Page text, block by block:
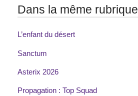
Dans la même rubrique
L’enfant du désert
Sanctum
Asterix 2026
Propagation : Top Squad